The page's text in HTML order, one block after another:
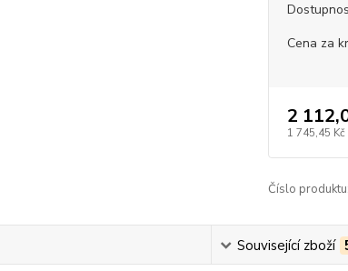
Cena za
2
1 745,45 Kč
Číslo produktu:
Související zboží